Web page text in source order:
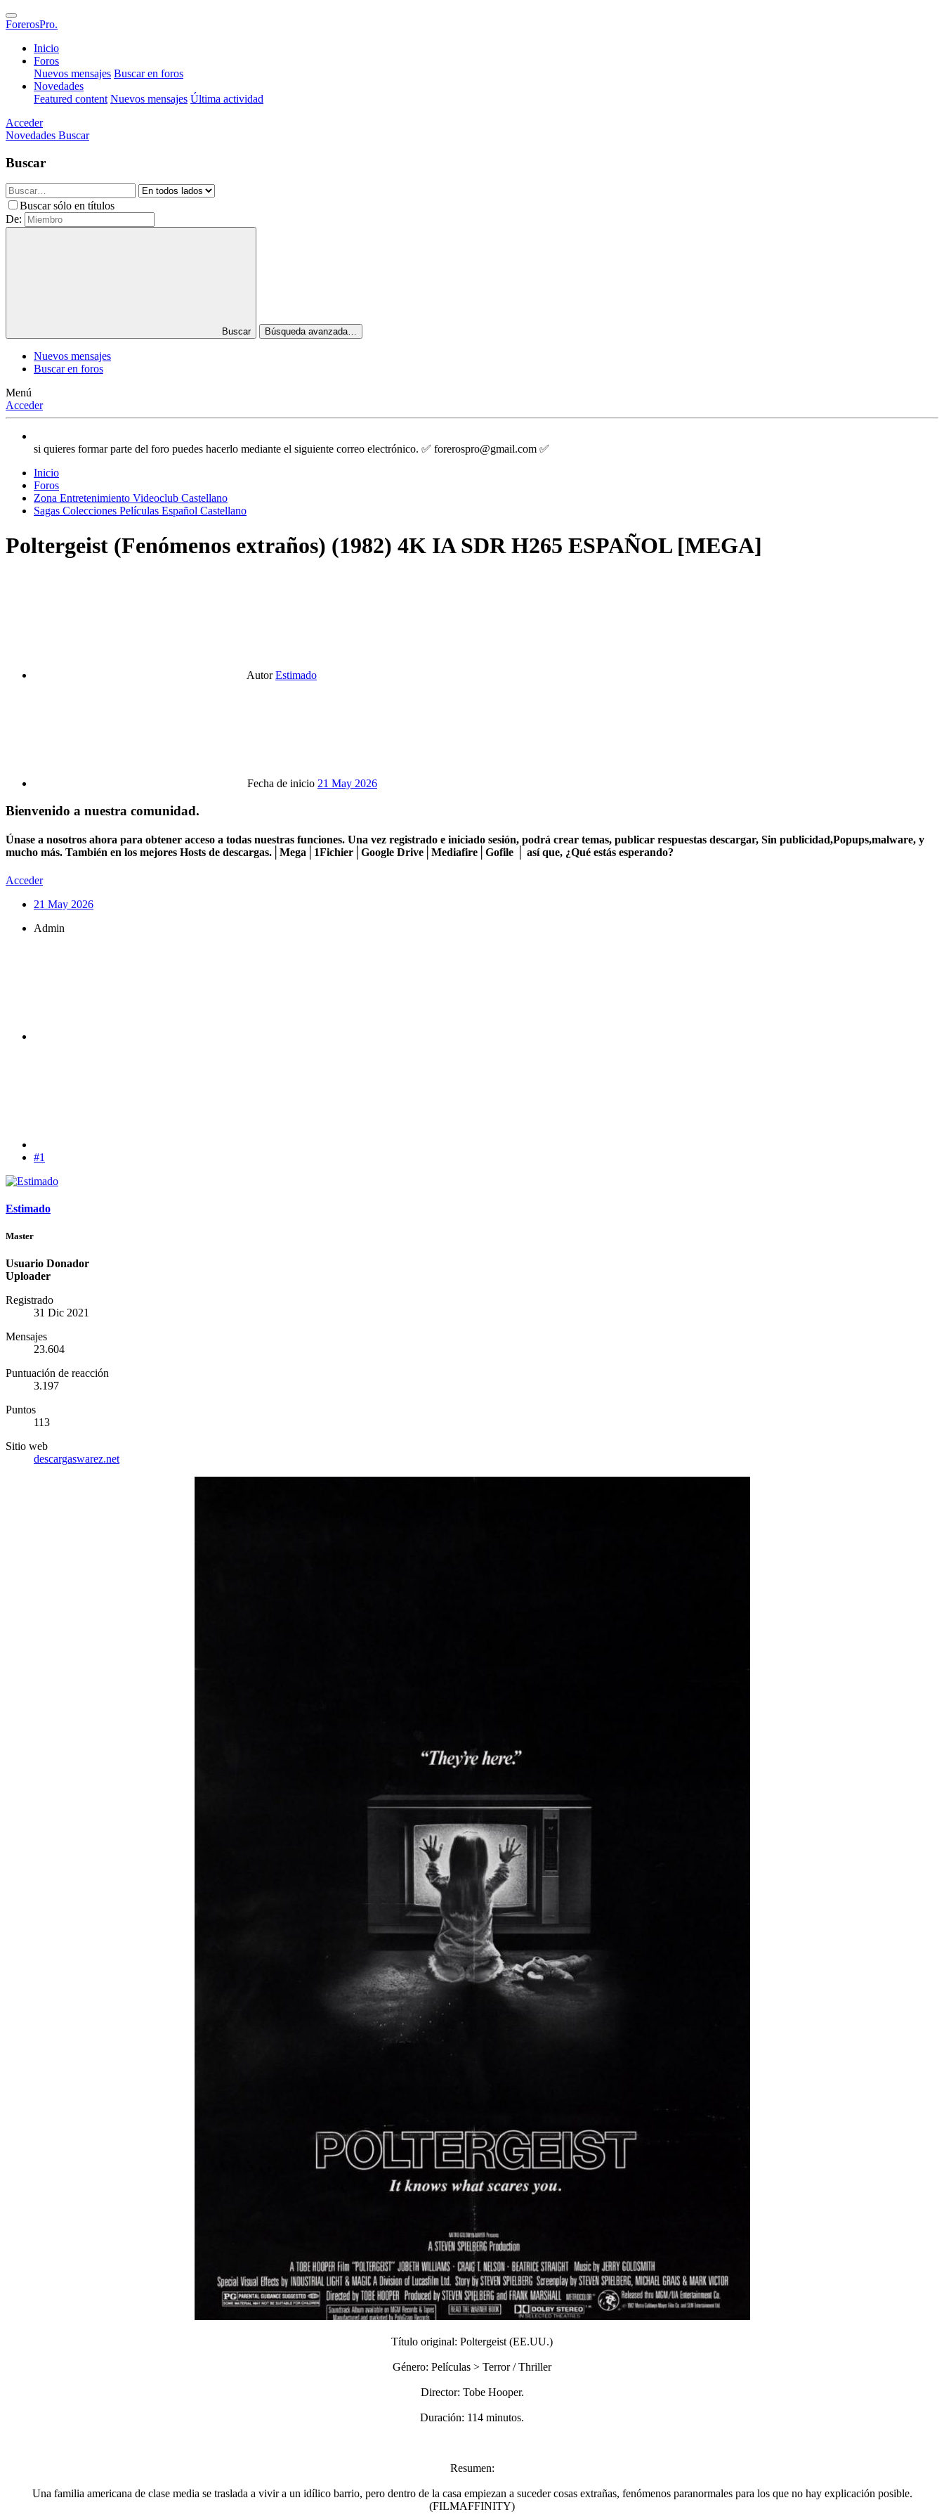
ForerosPro.
Inicio
Foros
Nuevos mensajes Buscar en foros
Novedades
Featured content Nuevos mensajes Última actividad
Acceder
Novedades Buscar
Buscar
Buscar sólo en títulos
De:
Buscar Búsqueda avanzada…
Nuevos mensajes
Buscar en foros
Menú
Acceder
si quieres formar parte del foro puedes hacerlo mediante el siguiente correo electrónico. ✅ forerospro@gmail.com ✅
Inicio
Foros
Zona Entretenimiento Videoclub Castellano
Sagas Colecciones Películas Español Castellano
Poltergeist (Fenómenos extraños) (1982) 4K IA SDR H265 ESPAÑOL [MEGA]
Autor Estimado
Fecha de inicio 21 May 2026
Bienvenido a nuestra comunidad.
Únase a nosotros ahora para obtener acceso a todas nuestras funciones. Una vez registrado e iniciado sesión, podrá crear temas, publicar respuestas descargar, Sin publicidad,Popups,malware, y
mucho más. También en los mejores Hosts de descargas.│Mega│1Fichier│Google Drive│Mediafire│Gofile │ así que, ¿Qué estás esperando?
Acceder
21 May 2026
Admin
#1
Estimado
Master
Usuario Donador
Uploader
Registrado
31 Dic 2021
Mensajes
23.604
Puntuación de reacción
3.197
Puntos
113
Sitio web
descargaswarez.net
Título original: Poltergeist (EE.UU.)
Género: Películas > Terror / Thriller
Director: Tobe Hooper.
Duración: 114 minutos.
Resumen:
Una familia americana de clase media se traslada a vivir a un idílico barrio, pero dentro de la casa empiezan a suceder cosas extrañas, fenómenos paranormales para los que no hay explicación posible.
(FILMAFFINITY)